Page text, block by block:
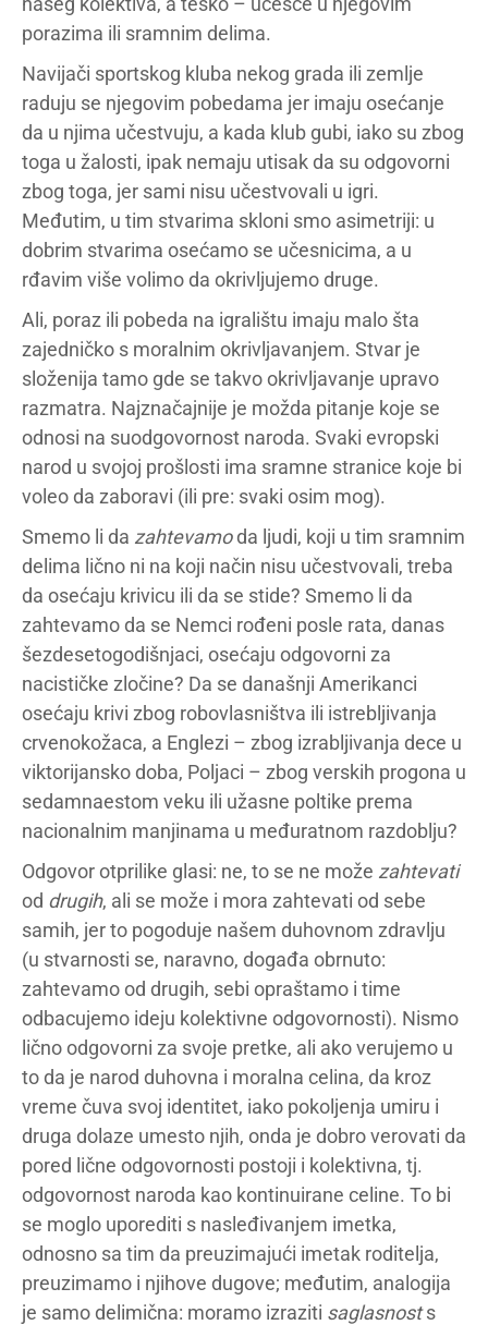
porazima ili sramnim delima.
Navijači sportskog kluba nekog grada ili zemlje
raduju se njegovim pobedama jer imaju osećanje
da u njima učestvuju, a kada klub gubi, iako su zbog
toga u žalosti, ipak nemaju utisak da su odgovorni
zbog toga, jer sami nisu učestvovali u igri.
Međutim, u tim stvarima skloni smo asimetriji: u
dobrim stvarima osećamo se učesnicima, a u
rđavim više volimo da okrivljujemo druge.
Ali, poraz ili pobeda na igralištu imaju malo šta
zajedničko s moralnim okrivljavanjem. Stvar je
složenija tamo gde se takvo okrivljavanje upravo
razmatra. Najznačajnije je možda pitanje koje se
odnosi na suodgovornost naroda. Svaki evropski
narod u svojoj prošlosti ima sramne stranice koje bi
voleo da zaboravi (ili pre: svaki osim mog).
Smemo li da zahtevamoda ljudi, koji u tim sramnim
delima lično ni na koji način nisu učestvovali, treba
da osećaju krivicu ili da se stide? Smemo li da
zahtevamo da se Nemci rođeni posle rata, danas
šezdesetogodišnjaci, osećaju odgovorni za
nacističke zločine? Da se današnji Amerikanci
osećaju krivi zbog robovlasništva ili istrebljivanja
crvenokožaca, a Englezi – zbog izrabljivanja dece u
viktorijansko doba, Poljaci – zbog verskih progona u
sedamnaestom veku ili užasne poltike prema
nacionalnim manjinama u međuratnom razdoblju?
Odgovor otprilike glasi: ne, to se ne može zahtevati
od drugih, ali se može i mora zahtevati od sebe
samih, jer to pogoduje našem duhovnom zdravlju
(u stvarnosti se, naravno, događa obrnuto:
zahtevamo od drugih, sebi opraštamo i time
odbacujemo ideju kolektivne odgovornosti). Nismo
lično odgovorni za svoje pretke, ali ako verujemo u
to da je narod duhovna i moralna celina, da kroz
vreme čuva svoj identitet, iako pokoljenja umiru i
druga dolaze umesto njih, onda je dobro verovati da
pored lične odgovornosti postoji i kolektivna, tj.
odgovornost naroda kao kontinuirane celine. To bi
se moglo uporediti s nasleđivanjem imetka,
odnosno sa tim da preuzimajući imetak roditelja,
preuzimamo i njihove dugove; međutim, analogija
je samo delimična: moramo izraziti saglasnosts